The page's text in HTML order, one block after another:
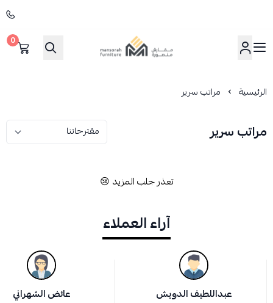
مفارش منصورة
0
الرئيسية مراتب سرير
مراتب سرير
تعذر جلب المزيد 😢
آراء العملاء
عبداللطيف الدويش عائض الشهراني